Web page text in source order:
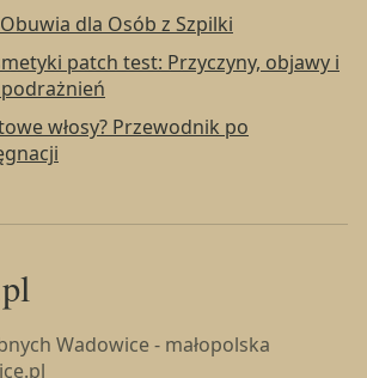
dla Osób z Szpilki
patch test: Przyczyny, objawy i
włosy? Przewodnik po
Wadowice - małopolska